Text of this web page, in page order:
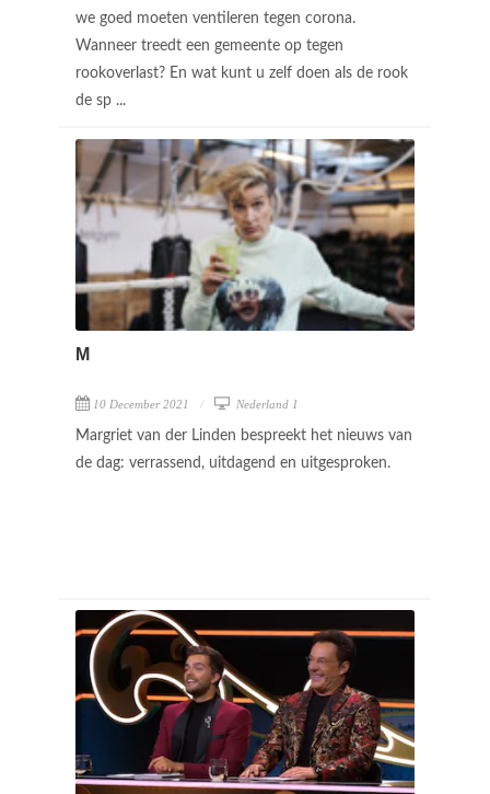
we goed moeten ventileren tegen corona.
Wanneer treedt een gemeente op tegen
rookoverlast? En wat kunt u zelf doen als de rook
de sp ...
M
10 December 2021 Nederland 1
Margriet van der Linden bespreekt het nieuws van
de dag: verrassend, uitdagend en uitgesproken.